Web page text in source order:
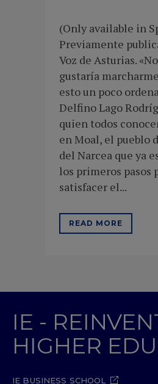
(Only available in
Previamente
Voz de Asturias.
gustaría
esto un poco
Delfino Lago
quien todos
en Moal, el pueblo
del Narcea que ya
los primeros pasos
satisfacer el...
READ MORE
IE -
HIGHER
IE BUSINESS SCHOOL